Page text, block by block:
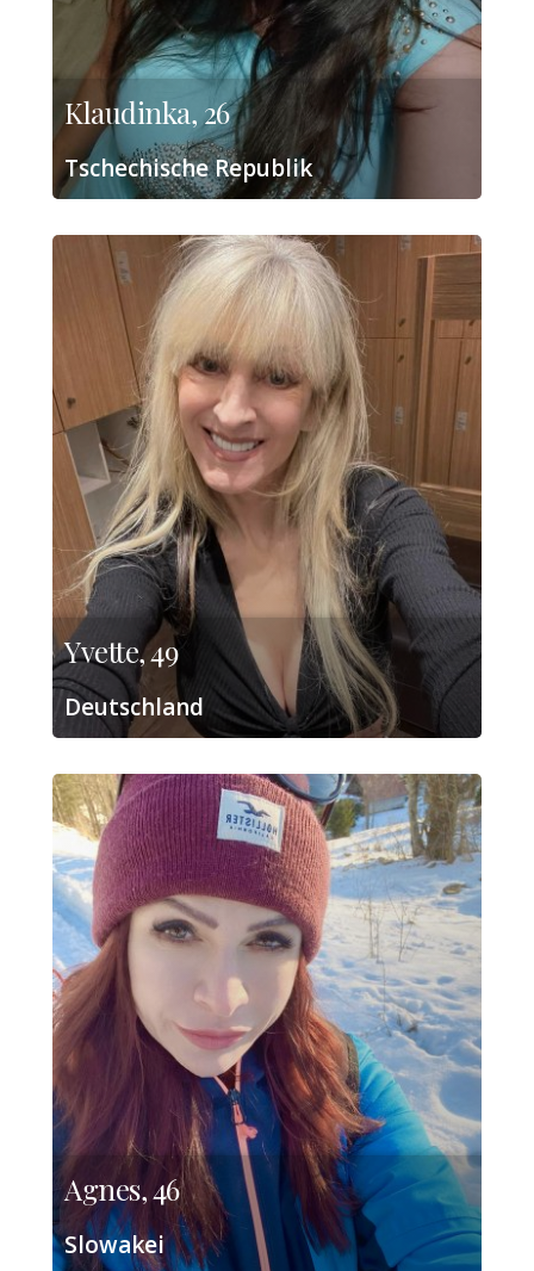
Klaudinka, 26
Tschechische Republik
Yvette, 49
Deutschland
Agnes, 46
Slowakei